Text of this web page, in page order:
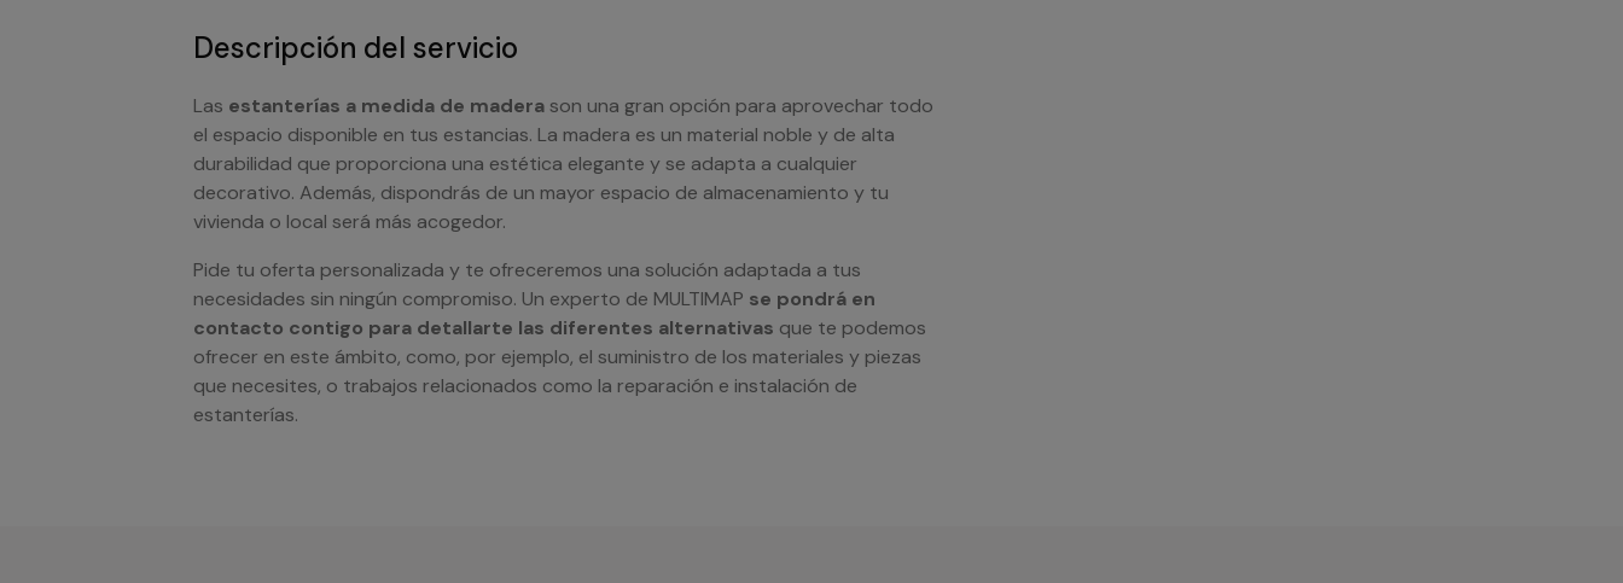
Descripción del servicio
Las estanterías a medida de madera son una gran opción para aprovechar todo
el espacio disponible en tus estancias. La madera es un material noble y de alta
durabilidad que proporciona una estética elegante y se adapta a cualquier
decorativo. Además, dispondrás de un mayor espacio de almacenamiento y tu
vivienda o local será más acogedor.
Pide tu oferta personalizada y te ofreceremos una solución adaptada a tus
necesidades sin ningún compromiso. Un experto de MULTIMAP se pondrá en
contacto contigo para detallarte las diferentes alternativas que te podemos
ofrecer en este ámbito, como, por ejemplo, el suministro de los materiales y piezas
que necesites, o trabajos relacionados como la reparación e instalación de
estanterías.